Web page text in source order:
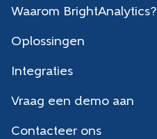
Waarom BrightAnalytics?
Oplossingen
Integraties
Vraag een demo aan
Contacteer ons